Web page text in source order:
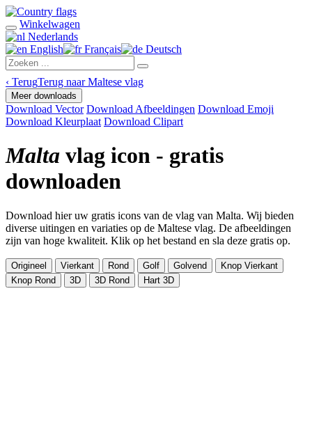
Winkelwagen
Nederlands
English
Français Deutsch
‹ TerugTerug naar Maltese vlag
Meer downloads
Download Vector Download Afbeeldingen Download Emoji
Download Kleurplaat Download Clipart
Malta vlag icon - gratis
downloaden
Download hier uw gratis icons van de vlag van Malta. Wij bieden
diverse uitingen en variaties op de Maltese vlag. De afbeeldingen
zijn van hoge kwaliteit. Klik op het bestand en sla deze gratis op.
Origineel Vierkant Rond Golf Golvend
Knop Vierkant
Knop Rond
3D 3D Rond Hart 3D